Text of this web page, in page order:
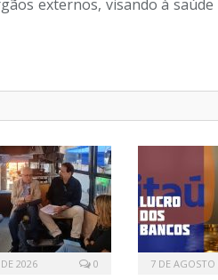
externos, visando à
2026 0 7 DE AGOSTO